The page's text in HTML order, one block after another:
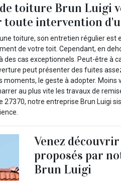
toiture Brun Luigi
intervention
toiture, son entretien régulier
de votre toit. Cependant, en
cas exceptionnels. Peut-être à
peut présenter des fuites
moments, le geste à adopter.
au plus vite les travaux de
27370, notre entreprise Brun Luigi
Venez
proposés par
Brun Luigi